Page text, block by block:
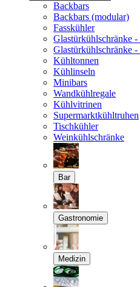
Backbars
Backbars (modular)
Fasskühler
Glastürkühlschränke
Glastürkühlschränke
Kühltonnen
Kühlinseln
Minibars
Wandkühlregale
Kühlvitrinen
Supermarktkühltruhen
Tischkühler
Weinkühlschränke
Bar
Gastronomie
Medizin